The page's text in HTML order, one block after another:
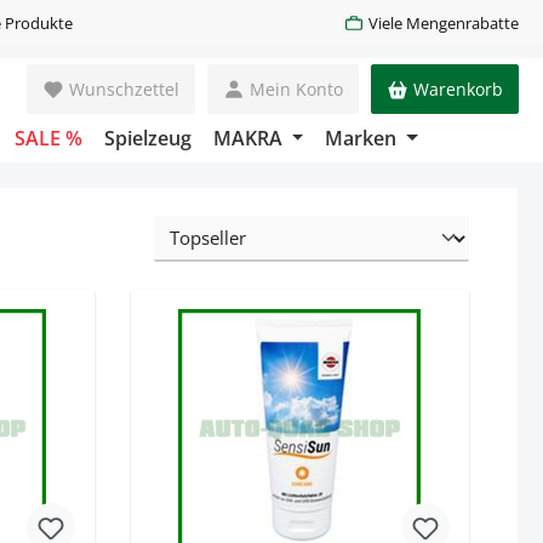
Produkte Viele Mengenrabatte
Wunschzettel Mein Konto Warenkorb
SALE % Spielzeug MAKRA Marken